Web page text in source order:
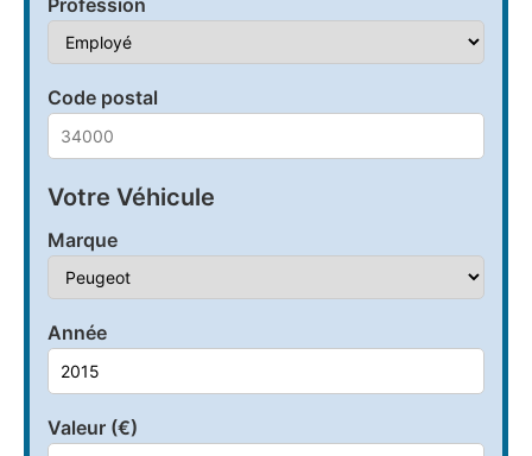
Code postal
Votre Véhicule
Marque
Année
Valeur (€)